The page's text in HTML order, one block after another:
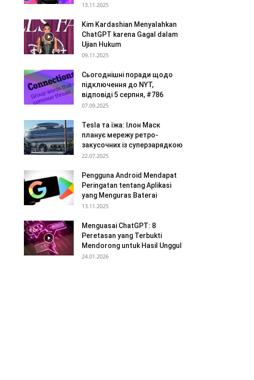
13.11.2025
Kim Kardashian Menyalahkan
ChatGPT karena Gagal dalam
Ujian Hukum
09.11.2025
Сьогоднішні поради щодо
підключення до NYT,
відповіді 5 серпня, #786
07.09.2025
Tesla та їжа: Ілон Маск
планує мережу ретро-
закусочних із суперзарядкою
22.07.2025
Pengguna Android Mendapat
Peringatan tentang Aplikasi
yang Menguras Baterai
13.11.2025
Menguasai ChatGPT: 8
Peretasan yang Terbukti
Mendorong untuk Hasil Unggul
24.01.2026